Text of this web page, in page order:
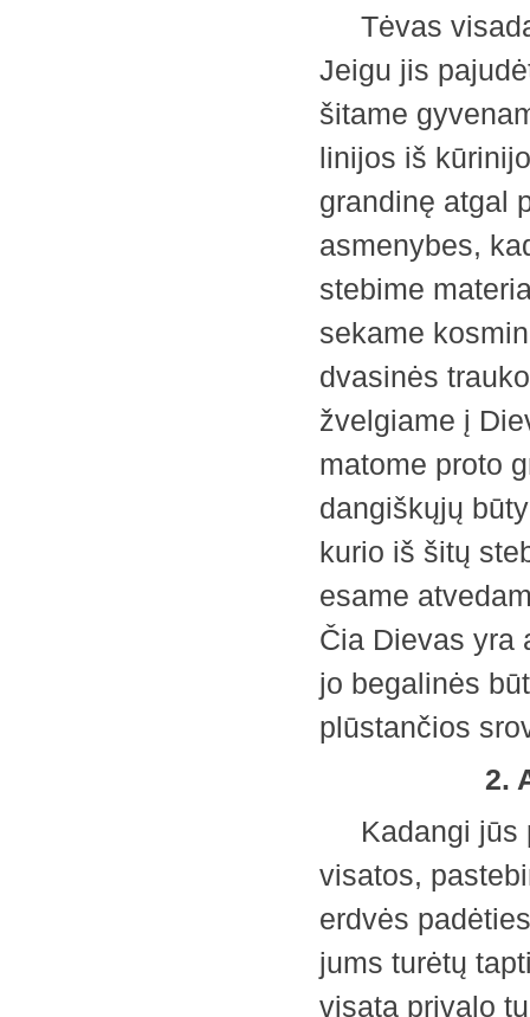
Tėvas visada
Jeigu jis
šitame
linijos iš
grandinę atgal
asmenybes,
stebime
sekame
dvasinės
žvelgiame į
matome proto
dangiškųjų
kurio iš šitų
esame
Čia Dievas yra
jo begalinės
plūstančios
2.
Kadangi jūs
visatos,
erdvės
jums turėtų
visata privalo